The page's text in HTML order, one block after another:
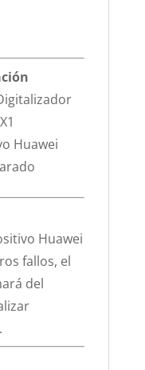
Huawei
Huawei
fallos, el
del